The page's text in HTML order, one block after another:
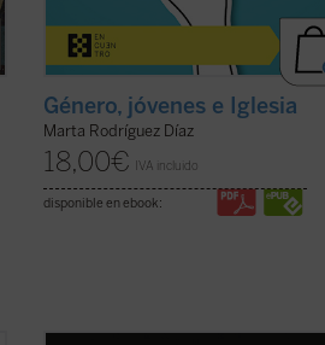
Género, jóvenes e Iglesia
Marta Rodríguez Díaz
18,00€ IVA incluido
disponible en ebook: